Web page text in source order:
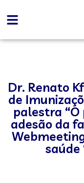
Dr. Renato
de
palestra
adesão da
saúde